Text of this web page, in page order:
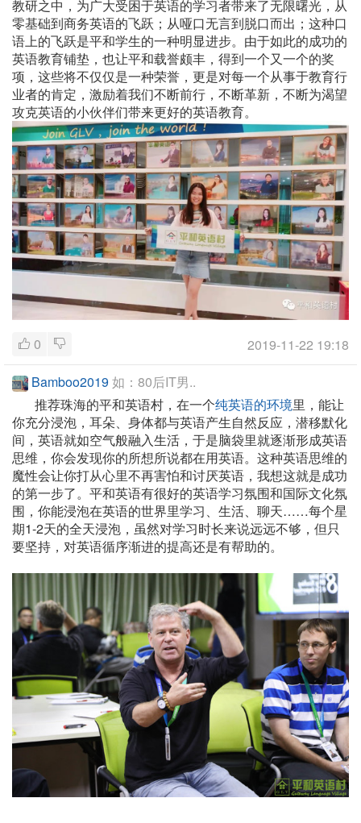
教研之中，为广大受困于英语的学习者带来了无限曙光，从
零基础到商务英语的飞跃；从哑口无言到脱口而出；这种口
语上的飞跃是平和学生的一种明显进步。由于如此的成功的
英语教育铺垫，也让平和载誉颇丰，得到一个又一个的奖
项，这些将不仅仅是一种荣誉，更是对每一个从事于教育行
业者的肯定，激励着我们不断前行，不断革新，不断为渴望
攻克英语的小伙伴们带来更好的英语教育。
0
2019-11-22 19:18
Bamboo2019 如：80后IT男..
推荐珠海的平和英语村，在一个纯英语的环境里，能让
你充分浸泡，耳朵、身体都与英语产生自然反应，潜移默化
间，英语就如空气般融入生活，于是脑袋里就逐渐形成英语
思维，你会发现你的所想所说都在用英语。这种英语思维的
魔性会让你打从心里不再害怕和讨厌英语，我想这就是成功
的第一步了。平和英语有很好的英语学习氛围和国际文化氛
围，你能浸泡在英语的世界里学习、生活、聊天……每个星
期1-2天的全天浸泡，虽然对学习时长来说远远不够，但只
要坚持，对英语循序渐进的提高还是有帮助的。